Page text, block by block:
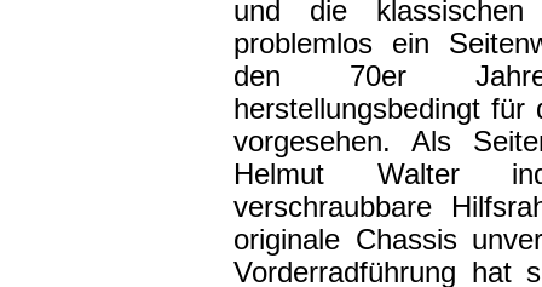
und die
problemlos ein
den 70er
herstellungsbedingt für
vorgesehen. Als
Helmut Walter
verschraubbare
originale Chassis
Vorderradführung hat